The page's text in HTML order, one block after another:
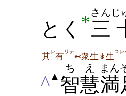
とく *三
さん じ
其レ有リテ↢衆生↡生 スレ
^▲ 智慧
ちえ
満
まん